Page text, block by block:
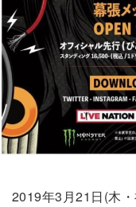
2019年3月21日(木